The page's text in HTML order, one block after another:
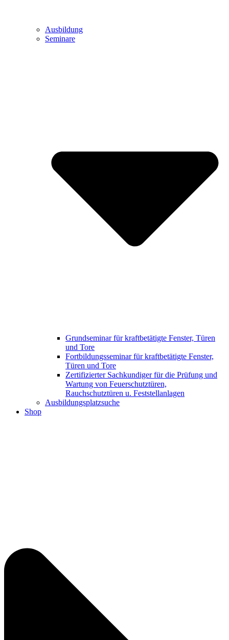
Ausbildung
Seminare
Grundseminar für kraftbetätigte Fenster, Türen
und Tore
Fortbildungsseminar für kraftbetätigte Fenster,
Türen und Tore
Zertifizierter Sachkundiger für die Prüfung und
Wartung von Feuerschutztüren,
Rauchschutztüren u. Feststellanlagen
Ausbildungsplatzsuche
Shop